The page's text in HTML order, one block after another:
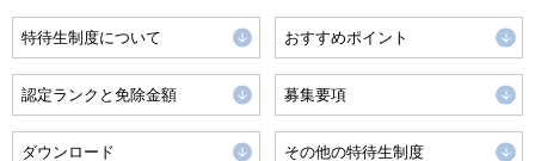
特待生制度について おすすめポイント
認定ランクと免除金額 募集要項
ダウンロード その他の特待生制度